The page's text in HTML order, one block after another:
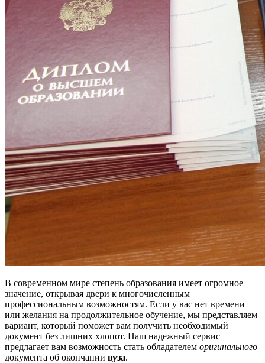
В современном мире степень образования имеет огромное
значение, открывая двери к многочисленным
профессиональным возможностям. Если у вас нет времени
или желания на продолжительное обучение, мы представляем
вариант, который поможет вам получить необходимый
документ без лишних хлопот. Наш надежный сервис
предлагает вам возможность стать обладателем оригинального
документа об окончании вуза.